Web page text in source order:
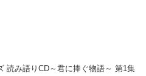
読み語りCD～君に捧ぐ物語～ 第1集